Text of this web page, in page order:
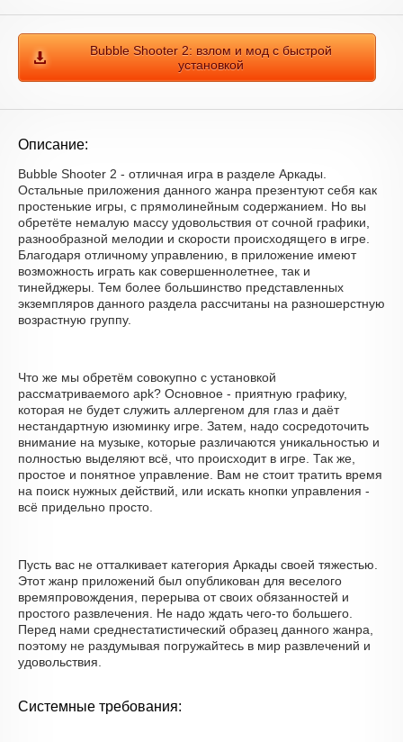
Bubble Shooter 2: взлом и мод с быстрой
установкой
Описание:
Bubble Shooter 2 - отличная игра в разделе Аркады.
Остальные приложения данного жанра презентуют себя как
простенькие игры, с прямолинейным содержанием. Но вы
обретёте немалую массу удовольствия от сочной графики,
разнообразной мелодии и скорости происходящего в игре.
Благодаря отличному управлению, в приложение имеют
возможность играть как совершеннолетнее, так и
тинейджеры. Тем более большинство представленных
экземпляров данного раздела рассчитаны на разношерстную
возрастную группу.
Что же мы обретём совокупно с установкой
рассматриваемого apk? Основное - приятную графику,
которая не будет служить аллергеном для глаз и даёт
нестандартную изюминку игре. Затем, надо сосредоточить
внимание на музыке, которые различаются уникальностью и
полностью выделяют всё, что происходит в игре. Так же,
простое и понятное управление. Вам не стоит тратить время
на поиск нужных действий, или искать кнопки управления -
всё придельно просто.
Пусть вас не отталкивает категория Аркады своей тяжестью.
Этот жанр приложений был опубликован для веселого
времяпровождения, перерыва от своих обязанностей и
простого развлечения. Не надо ждать чего-то большего.
Перед нами среднестатистический образец данного жанра,
поэтому не раздумывая погружайтесь в мир развлечений и
удовольствия.
Системные требования: